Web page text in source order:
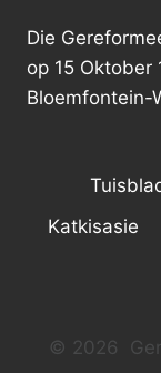
Die
op 15 Oktober
Bloemfontein-
Katkisasie
© 2026